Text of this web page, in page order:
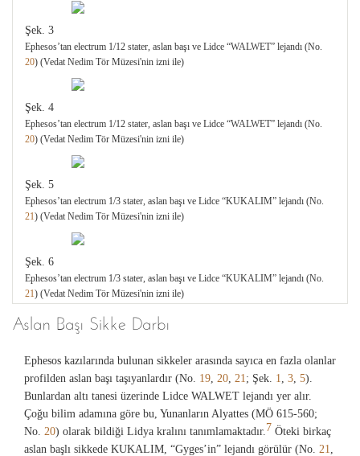
Şek. 3
Ephesos’tan electrum 1/12 stater, aslan başı ve Lidce “WALWET” lejandı (No.
20) (Vedat Nedim Tör Müzesi'nin izni ile)
Şek. 4
Ephesos’tan electrum 1/12 stater, aslan başı ve Lidce “WALWET” lejandı (No.
20) (Vedat Nedim Tör Müzesi'nin izni ile)
Şek. 5
Ephesos’tan electrum 1/3 stater, aslan başı ve Lidce “KUKALIM” lejandı (No.
21) (Vedat Nedim Tör Müzesi'nin izni ile)
Şek. 6
Ephesos’tan electrum 1/3 stater, aslan başı ve Lidce “KUKALIM” lejandı (No.
21) (Vedat Nedim Tör Müzesi'nin izni ile)
Aslan Başı Sikke Darbı
Ephesos kazılarında bulunan sikkeler arasında sayıca en fazla olanlar
profilden aslan başı taşıyanlardır (No. 19, 20, 21; Şek. 1, 3, 5).
Bunlardan altı tanesi üzerinde Lidce WALWET lejandı yer alır.
Çoğu bilim adamına göre bu, Yunanların Alyattes (MÖ 615-560;
No. 20) olarak bildiği Lidya kralını tanımlamaktadır.7 Öteki birkaç
aslan başlı sikkede KUKALIM, “Gyges’in” lejandı görülür (No. 21,